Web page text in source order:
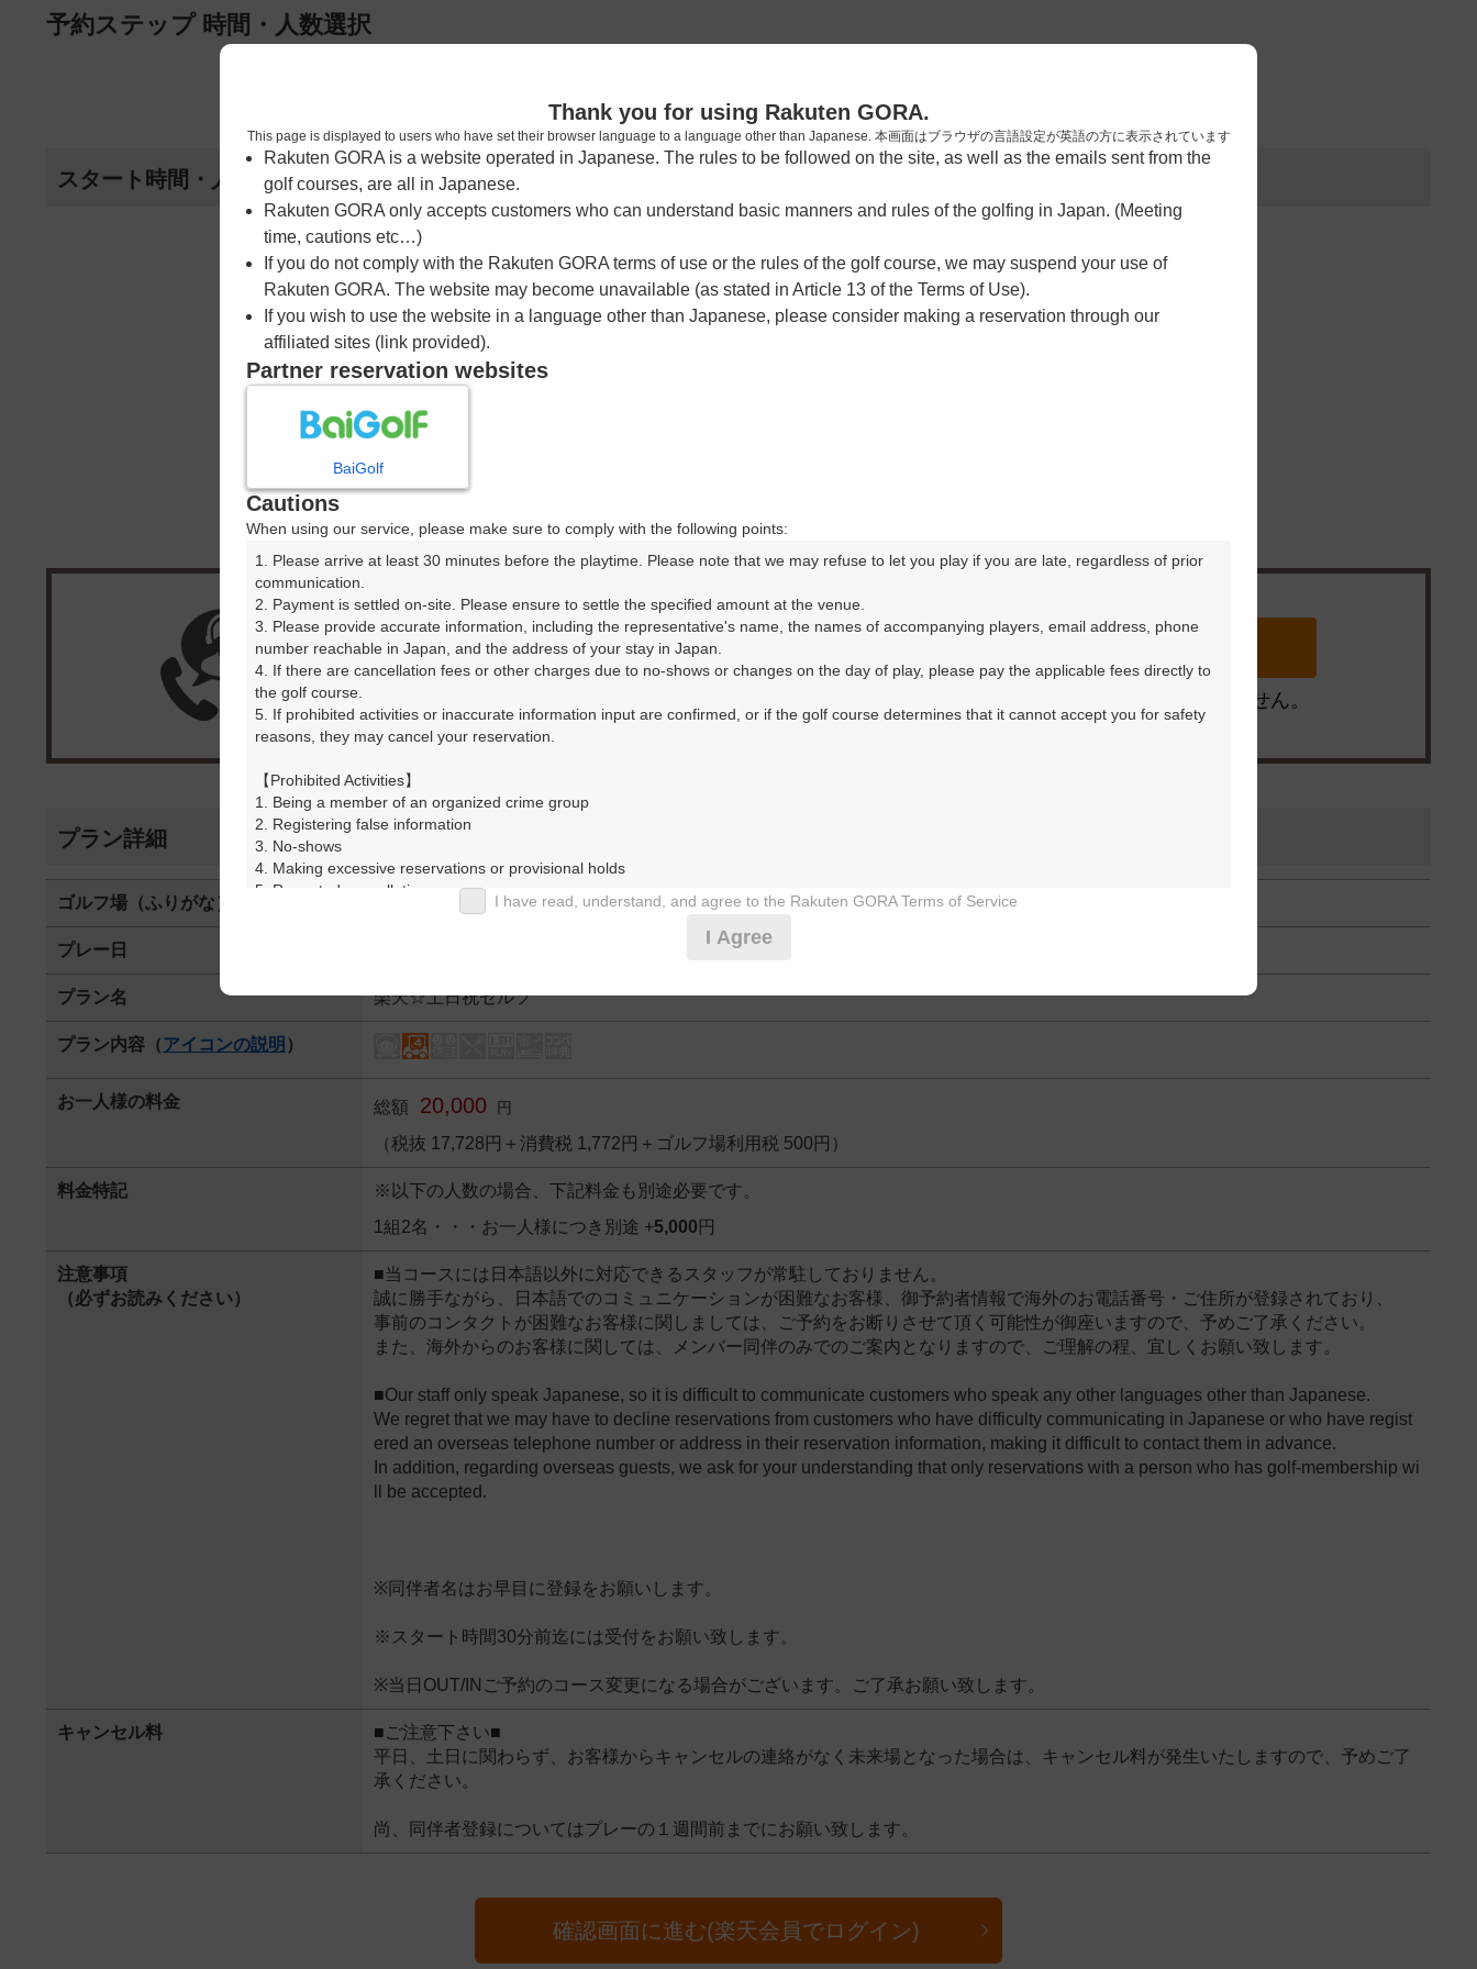
ページの本文へ
予約ステップ 時間・人数選択
確認
スタート時間・人数指定
OUT
楽天GORA予約専用ダイヤル
※ゴルフ場の電話ではありません。
プラン詳細
ゴルフ場（ふりがな） 茜ゴルフクラブ（あかねごるふくらぶ）
プレー日
プラン名 楽天☆土日祝セルフ
プラン内容（アイコンの説明 ）
お一人様の料金 総額 20,000 円
（税抜 17,728円＋消費税 1,772円＋ゴルフ場利用税 500円）
料金特記
※以下の人数の場合、下記料金も別途必要です。
1組2名・・・お一人様につき別途 +5,000 円
注意事項
（必ずお読みください）
■当コースには日本語以外に対応できるスタッフが常駐しておりません。
誠に勝手ながら、日本語でのコミュニケーションが困難なお客様、御予約者情報で海外のお電話番号・ご住所が登録されており、
事前のコンタクトが困難なお客様に関しましては、ご予約をお断りさせて頂く可能性が御座いますので、予めご了承ください。
また、海外からのお客様に関しては、メンバー同伴のみでのご案内となりますので、ご理解の程、宜しくお願い致します。
■Our staff only speak Japanese, so it is difficult to communicate customers who speak any other languages other than Japanese.
We regret that we may have to decline reservations from customers who have difficulty communicating in Japanese or who have regist
ered an overseas telephone number or address in their reservation information, making it difficult to contact them in advance.
In addition, regarding overseas guests, we ask for your understanding that only reservations with a person who has golf-membership wi
ll be accepted.
※同伴者名はお早目に登録をお願いします。
※スタート時間30分前迄には受付をお願い致します。
※当日OUT/INご予約のコース変更になる場合がございます。ご了承お願い致します。
キャンセル料
■ご注意下さい■
平日、土日に関わらず、お客様からキャンセルの連絡がなく未来場となった場合は、キャンセル料が発生いたしますので、予めご了
承ください。
尚、同伴者登録についてはプレーの１週間前までにお願い致します。
確認画面に進む(楽天会員でログイン)
Thank you for using Rakuten GORA.
This page is displayed to users who have set their browser language to a language other than Japanese. 本画面はブラウザの言語設定が英語の方に表示されています
Rakuten GORA is a website operated in Japanese. The rules to be followed on the site, as well as the emails sent from the
golf courses, are all in Japanese.
Rakuten GORA only accepts customers who can understand basic manners and rules of the golfing in Japan. (Meeting
time, cautions etc…)
If you do not comply with the Rakuten GORA terms of use or the rules of the golf course, we may suspend your use of
Rakuten GORA. The website may become unavailable (as stated in Article 13 of the Terms of Use).
If you wish to use the website in a language other than Japanese, please consider making a reservation through our
affiliated sites (link provided).
Partner reservation websites
BaiGolf
Cautions
When using our service, please make sure to comply with the following points:
1. Please arrive at least 30 minutes before the playtime. Please note that we may refuse to let you play if you are late, regardless of prior
communication.
2. Payment is settled on-site. Please ensure to settle the specified amount at the venue.
3. Please provide accurate information, including the representative's name, the names of accompanying players, email address, phone
number reachable in Japan, and the address of your stay in Japan.
4. If there are cancellation fees or other charges due to no-shows or changes on the day of play, please pay the applicable fees directly to
the golf course.
5. If prohibited activities or inaccurate information input are confirmed, or if the golf course determines that it cannot accept you for safety
reasons, they may cancel your reservation.
【Prohibited Activities】
1. Being a member of an organized crime group
2. Registering false information
3. No-shows
4. Making excessive reservations or provisional holds
5. Repeated cancellations
6. Violating laws and regulations
7. Causing inconvenience to others during play (e.g., delaying play, ignoring rules, manners, or warnings)
We appreciate your understanding and cooperation regarding the above points.
I have read, understand, and agree to the Rakuten GORA Terms of Service
I Agree